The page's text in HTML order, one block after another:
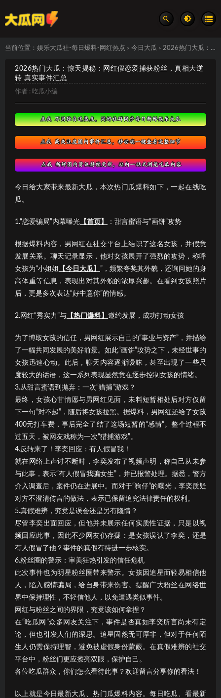
当前位置： 娱乐大瓜社-每日爆料-网红热点 > 今日大瓜 > 2026热门大瓜：惊天揭秘：网红假恋爱捕获粉丝，真相大逆转 真实事件汇总
2026热门大瓜：惊天揭秘：网红假恋爱捕获粉丝，真相大逆
转 真实事件汇总
作者 : 吃瓜小编
今日给大家带来最新大瓜，本次热门瓜爆料如下，一起在线吃
瓜。
1.“恋爱骗局”内幕曝光 【首页】 ：甜言蜜语与“画饼”攻势
根据爆料内容，男网红在社交平台上结识了这名女孩，并假意
发展关系。聊天记录显示，他对女孩展开了强烈的攻势，称呼
女孩为“小姐姐
【今日大瓜】 ”，频繁夸奖其外貌，还询问她的身
高体重等信息，表现出对其外貌的浓厚兴趣。在看到女孩照片
后，更是多次表达“好中意你”的情感。
2.网红“秀实力”与 【热门爆料】 邀约发展，成功打动女孩
为了博取女孩的信任，男网红展示自己的“事业与资产”，并描绘
了一幅共同发展的美好前景。如此“画饼”攻势之下，未经世事的
女孩迅速心动。此后，聊天内容逐渐暧昧，甚至出现了一些尺
度较大的话语，这一系列表现显然意在逐步控制女孩的情绪。
3.从甜言蜜语到抛弃：一次“猎捕”游戏？
最终，女孩心甘情愿与男网红见面，未料短暂相处后对方仅留
下一句“对不起”，随后将女孩拉黑。据爆料，男网红还给了女孩
400元打车费，事后完全了结了这场短暂的“感情”。整个过程不
过五天，被网友戏称为一次“猎捕游戏”。
4.反转来了！李奕回应：有人假冒我！
就在网络上声讨不断时，李奕发布了视频声明，称自己从未参
与此事，表示“有人假冒我骗女生”，并已报警处理。据悉，警方
介入调查后，案件仍在进展中。而对于“狗仔”的曝光，李奕质疑
对方不澄清传言的做法，表示已保留追究法律责任的权利。
5.真假难辨，究竟是误会还是另有隐情？
尽管李奕出面回应，但他并未展示任何实质性证据，只是以视
频回应此事，因此不少网友仍存疑：是女孩误认了李奕，还是
有人假冒了他？事件的真假有待进一步核实。
6.粉丝圈的警示：审美狂热引发的信任危机
此次事件也为明星粉丝圈带来警示。女孩因追星而轻易相信他
人，陷入感情骗局，给自身带来伤害。提醒广大粉丝在网络世
界中保持理性，不轻信他人，以免遭遇类似事件。
网红与粉丝之间的界限，究竟该如何拿捏？
在“吃瓜网”众多网友关注下，事件是否真如李奕所言尚未有定
论，但也引发人们的深思。追星固然无可厚非，但对于任何陌
生人仍需保持理智，避免被虚假身份蒙蔽。在真假难辨的社交
平台中，粉丝们更应擦亮双眼，保护自己。
各位吃瓜群众，你们怎么看待此事？欢迎留言分享你的看法！
以上就是今日最新大瓜、热门瓜爆料内容。每日吃瓜、看最新